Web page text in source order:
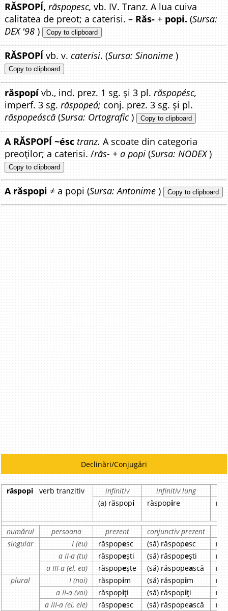
RĂSPOPÍ, răspopesc, vb. IV. Tranz. A lua cuiva
calitatea de preot; a caterisi. – Răs- + popi. (Sursa:
DEX '98 ) Copy to clipboard
RĂSPOPÍ vb. v.caterisi. (Sursa: Sinonime )
Copy to clipboard
răspopívb., ind. prez. 1 sg. și 3 pl.răspopésc,
imperf. 3 sg.răspopeá; conj. prez. 3 sg. și pl.
răspopeáscă (Sursa: Ortografic ) Copy to clipboard
A RĂSPOPÍ ~ésc tranz. A scoate din categoria
preoților; a caterisi. /răs- + a popi (Sursa: NODEX)
Copy to clipboard
A răspopi ≠ a popi (Sursa: Antonime ) Copy to clipboard
Declinări/Conjugări
răspopi verb tranzitiv infinitiv infinitiv lung
(a) răspopi răspopire
numărul persoana prezent conjunctiv prezent
singular
I (eu) răspopesc (să) răspopesc
a II-a (tu)
răspopești (să) răspopești
a III-a (el, ea)
răspopește (să) răspopească
plural
I (noi) răspopim (să) răspopim
a II-a (voi)
răspopiți (să) răspopiți
a III-a (ei, ele)
răspopesc (să) răspopească